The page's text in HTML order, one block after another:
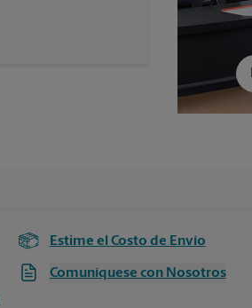
Estime el Costo de Envío
Comuníquese con Nosotros